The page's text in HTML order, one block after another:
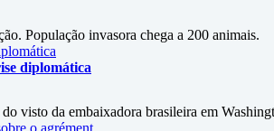
População invasora chega a 200 animais.
diplomática
visto da embaixadora brasileira em